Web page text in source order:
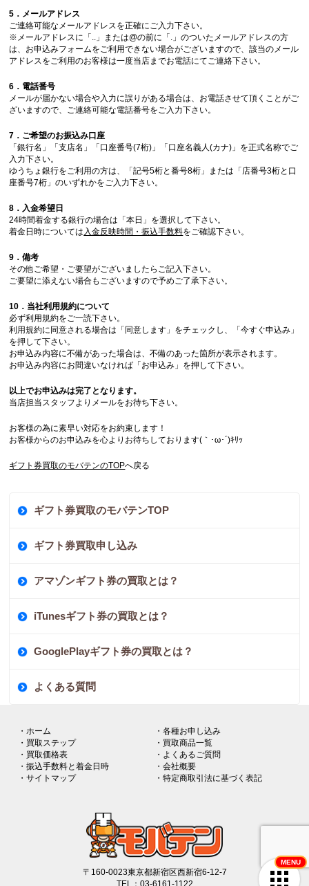
5．メールアドレス
ご連絡可能なメールアドレスを正確にご入力下さい。
※メールアドレスに「..」または@の前に「.」のついたメールアドレスの方
は、お申込みフォームをご利用できない場合がございますので、該当のメール
アドレスをご利用のお客様は一度当店までお電話にてご連絡下さい。
6．電話番号
メールが届かない場合や入力に誤りがある場合は、お電話させて頂くことがご
ざいますので、ご連絡可能な電話番号をご入力下さい。
7．ご希望のお振込み口座
「銀行名」「支店名」「口座番号(7桁)」「口座名義人(カナ)」を正式名称でご
入力下さい。
ゆうちょ銀行をご利用の方は、「記号5桁と番号8桁」または「店番号3桁と口
座番号7桁」のいずれかをご入力下さい。
8．入金希望日
24時間着金する銀行の場合は「本日」を選択して下さい。
着金日時については 入金反映時間・振込手数料をご確認下さい。
9．備考
その他ご希望・ご要望がございましたらご記入下さい。
ご要望に添えない場合もございますので予めご了承下さい。
10．当社利用規約について
必ず利用規約をご一読下さい。
利用規約に同意される場合は「同意します」をチェックし、「今すぐ申込み」
を押して下さい。
お申込み内容に不備があった場合は、不備のあった箇所が表示されます。
お申込み内容にお間違いなければ「お申込み」を押して下さい。
以上でお申込みは完了となります。
当店担当スタッフよりメールをお待ち下さい。
お客様の為に素早い対応をお約束します！
お客様からのお申込みを心よりお待ちしております(｀･ω･´)ｷﾘｯ
ギフト券買取のモバテンのTOPへ戻る
ギフト券買取のモバテンTOP
ギフト券買取申し込み
アマゾンギフト券の買取とは？
iTunesギフト券の買取とは？
GooglePlayギフト券の買取とは？
よくある質問
MENU
・ホーム
・買取ステップ
・買取価格表
・振込手数料と着金日時
・サイトマップ
・各種お申し込み
・買取商品一覧
・よくあるご質問
・会社概要
・特定商取引法に基づく表記
〒160-0023東京都新宿区西新宿6-12-7